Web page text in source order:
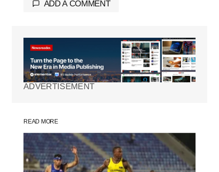
ADD A COMMENT
Tu dirección de correo electrónico no será
Los campos obligatorios están
marcados con*
Your Name*
ADVERTISEMENT
READ MORE